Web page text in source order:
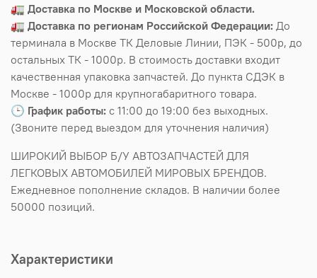
🚛 Доставка по Москве и Московской области.
🚛 Доставка по регионам Российской Федерации: До
терминала в Москве ТК Деловые Линии, ПЭК - 500р, до
остальных ТК - 1000р. В стоимость доставки входит
качественная упаковка запчастей. До пункта СДЭК в
Москве - 1000р для крупногабаритного товара.
🕒 График работы: с 11:00 до 19:00 без выходных.
(Звоните перед выездом для уточнения наличия)
ШИРОКИЙ ВЫБОР Б/У АВТОЗАПЧАСТЕЙ ДЛЯ
ЛЕГКОВЫХ АВТОМОБИЛЕЙ МИРОВЫХ БРЕНДОВ.
Ежедневное пополнение складов. В наличии более
50000 позиций.
Характеристики